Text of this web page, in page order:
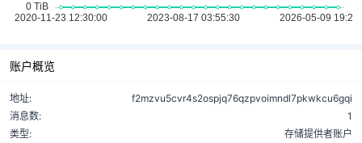
账户概览
地址:
f2mzvu5cvr4s2ospjq76qzpvoimndl7pkwkcu6gqi
消息数:
1
类型:
存储提供者账户